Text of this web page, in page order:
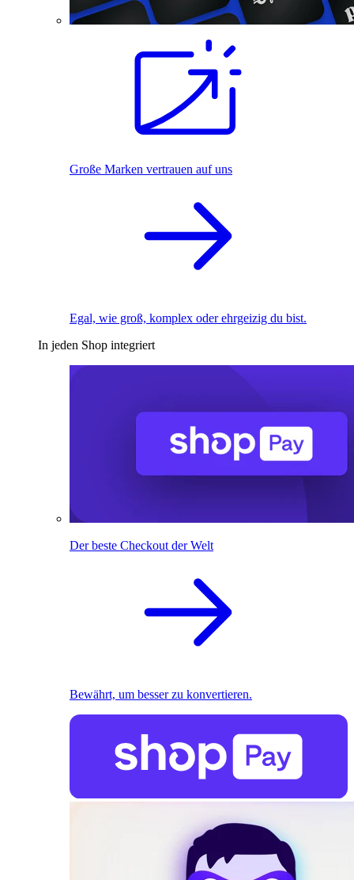
Große Marken vertrauen auf uns
Egal, wie groß, komplex oder ehrgeizig du bist.
In jeden Shop integriert
Der beste Checkout der Welt
Bewährt, um besser zu konvertieren.